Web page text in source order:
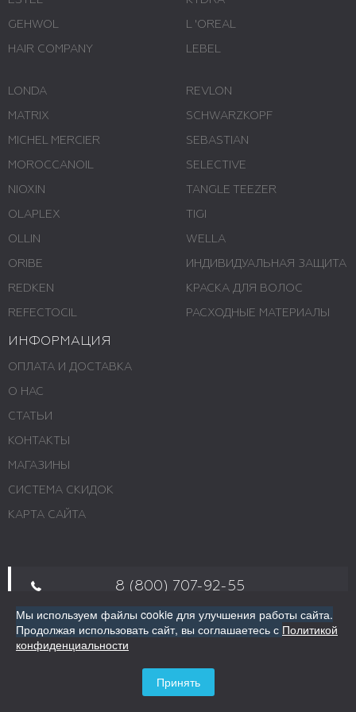
GEHWOL
HAIR COMPANY
L 'ОREAL
LEBEL
LONDA
MATRIX
MICHEL MERCIER
MOROCCANOIL
NIOXIN
OLAPLEX
OLLIN
ORIBE
REDKEN
REFECTOCIL
REVLON
SCHWARZKOPF
SEBASTIAN
SELECTIVE
TANGLE TEEZER
TIGI
WELLA
ИНДИВИДУАЛЬНАЯ ЗАЩИТА
КРАСКА ДЛЯ ВОЛОС
РАСХОДНЫЕ МАТЕРИАЛЫ
ИНФОРМАЦИЯ
ОПЛАТА И ДОСТАВКА
О НАС
СТАТЬИ
КОНТАКТЫ
МАГАЗИНЫ
СИСТЕМА СКИДОК
КАРТА САЙТА
8 (800) 707-92-55
Пн - Пт 10:00 - 19:00; Сб 10:00 - 16:00; Вс -
г. Москва, ул. Авиамоторная, 69
Мы используем файлы cookie для улучшения работы сайта.
Продолжая использовать сайт, вы соглашаетесь с Политикой
конфиденциальности
Принять